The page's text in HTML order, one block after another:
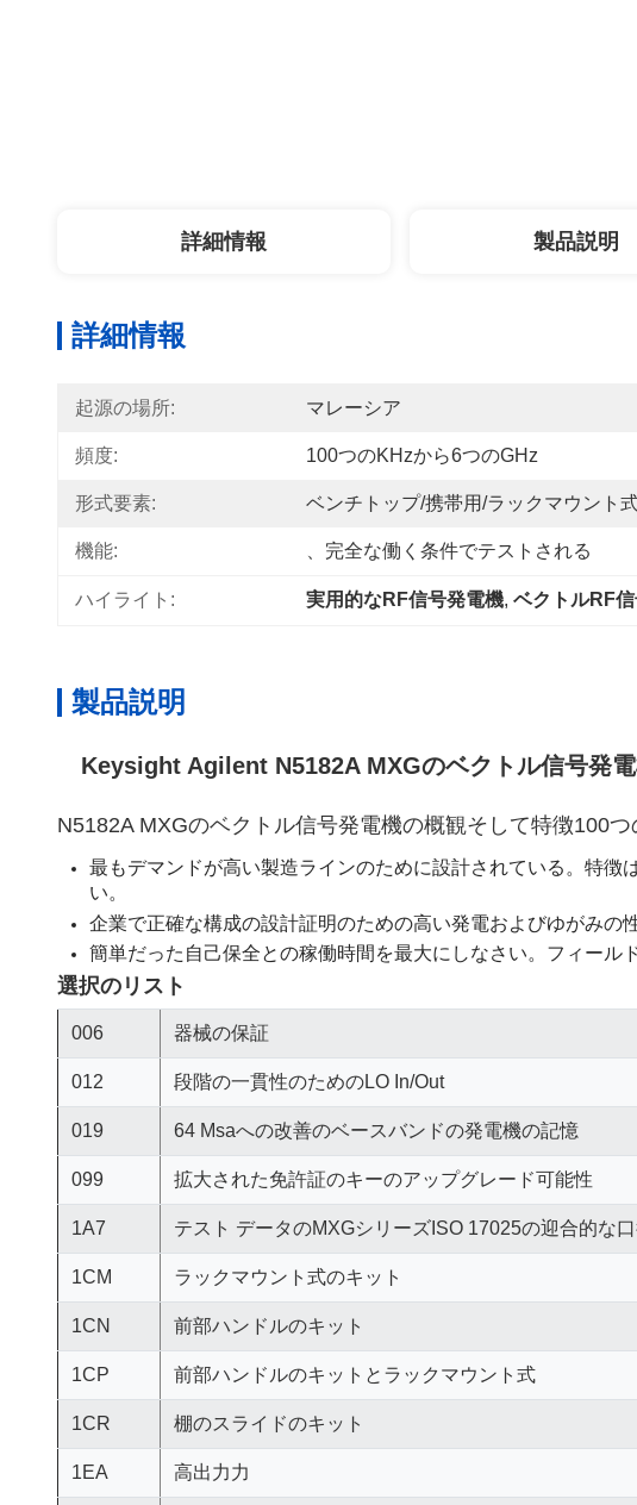
詳細情報 製品説明
詳細情報
起源の場所: マレーシア
頻度: 100つのkHzから6つのGHz
形式要素: ベンチトップ/携帯用/ラックマウント
機能: 、完全な働く条件でテストされる
ハイライト: 実用的なRF信号発電機, ベクトルRF
製品説明
Keysight Agilent N5182A MXGのベクトル信号発
N5182A MXGのベクトル信号発電機の概観そして特徴100
最もデマンドが高い製造ラインのために設計されている。特
い。
企業で正確な構成の設計証明のための高い発電およびゆがみの
簡単だった自己保全との稼働時間を最大にしなさい。フィール
選択のリスト
006 器械の保証
012 段階の一貫性のためのLO In/Out
019 64 Msaへの改善のベースバンドの発電機の記憶
099 拡大された免許証のキーのアップグレード可能性
1A7 テスト データのMXGシリーズISO 17025の迎合的な
1CM ラックマウント式のキット
1CN 前部ハンドルのキット
1CP 前部ハンドルのキットとラックマウント式
1CR 棚のスライドのキット
1EA 高出力力